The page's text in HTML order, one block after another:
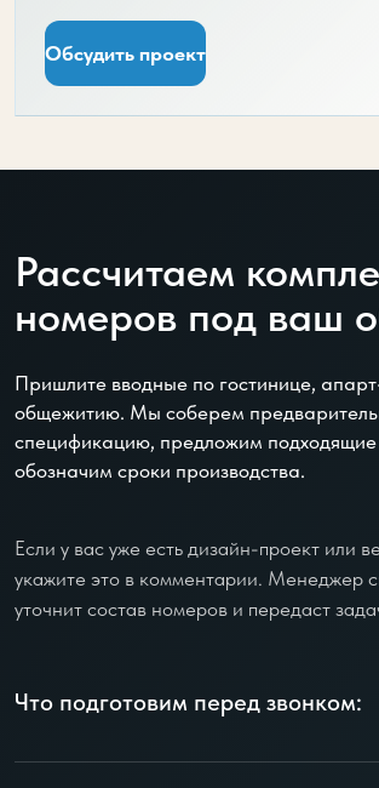
Обсудить проект
Рассчитаем
номеров под ваш
Пришлите вводные по гостинице,
общежитию. Мы соберем
спецификацию, предложим подходящие
обозначим сроки производства.
Если у вас уже есть дизайн-проект или
укажите это в комментарии. Менеджер
уточнит состав номеров и передаст
Что подготовим перед звонком: